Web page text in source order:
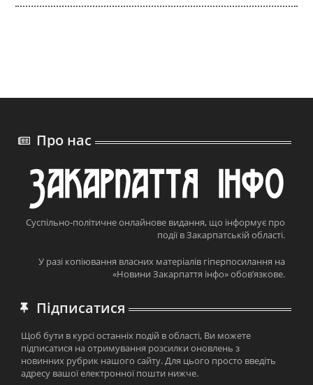
Про нас
Суспільно-політичне онлайнове видання, що інформує про
події в Закарпатській області.
У разі копіювання власних матеріалів гіперпосилання на
«Новини Закарпаття інфо» обов’язкове.
Підписатися
Щоб бути в курсі останніх подій в області, Ви можете
підписатися на отримування розсилки оновлень з
новинних рубрик нашого сайту. Для цього просто введіть
адресу вашої електронної пошти нижче.